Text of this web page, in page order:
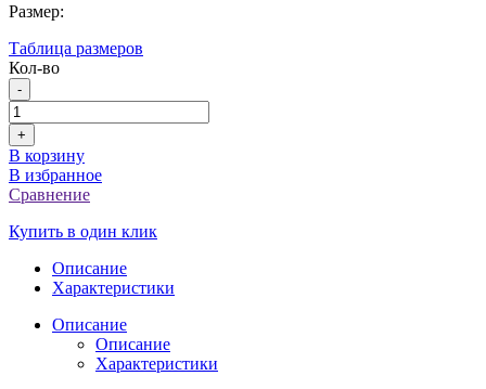
Размер:
Таблица размеров
Кол-во
-
+
В корзину
В избранное
Сравнение
Купить в один клик
Описание
Характеристики
Описание
Описание
Характеристики